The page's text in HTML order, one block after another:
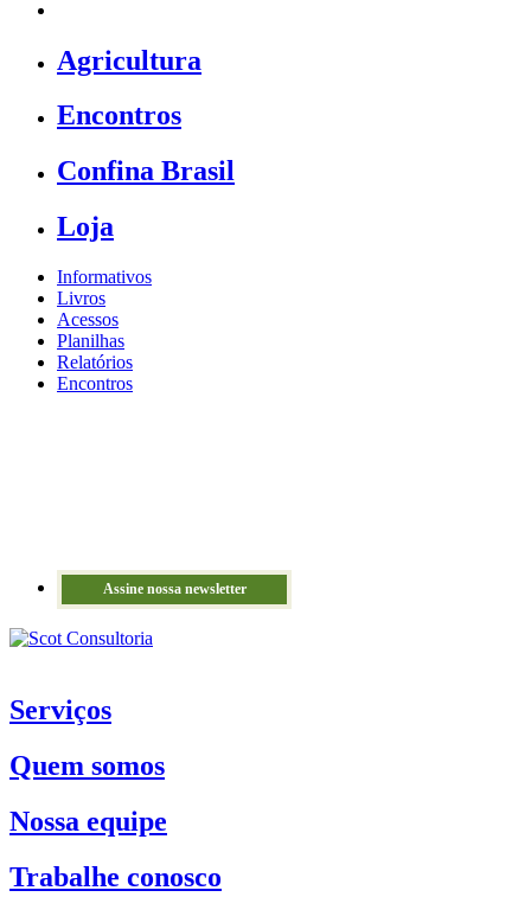
Agricultura
Encontros
Confina Brasil
Loja
Informativos
Livros
Acessos
Planilhas
Relatórios
Encontros
Assine nossa newsletter
Serviços
Quem somos
Nossa equipe
Trabalhe conosco